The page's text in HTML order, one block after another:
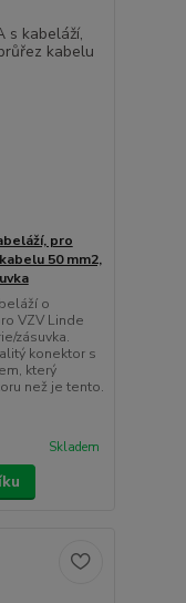
pro
50 mm2,
o
VZV Linde
zásuvka.
konektor s
který
než je tento.
Skladem